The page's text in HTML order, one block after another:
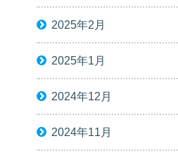
2025年2月
2025年1月
2024年12月
2024年11月